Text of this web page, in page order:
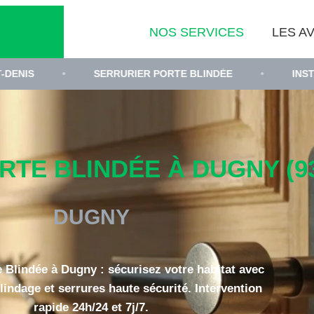
NOS SERVICES LES
SERRURIER PORTE BLINDÉE • INSTALLATION
BLINDÉE À DUGNY
DUGNY
Blindée à Dugny : sécurisez votre habitat avec
et serrures haute sécurité. Intervention
rapide 24h/24 et 7j/7.